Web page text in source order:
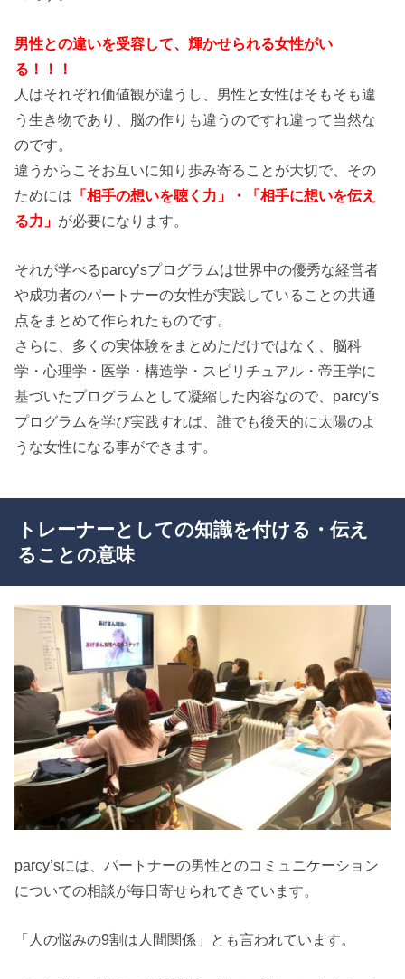
男性との違いを受容して、輝かせられる女性がい
る！！！
人はそれぞれ価値観が違うし、男性と女性はそもそも違
う生き物であり、脳の作りも違うのですれ違って当然な
のです。
違うからこそお互いに知り歩み寄ることが大切で、その
ためには 「相手の想いを聴く力」・「相手に想いを伝え
る力」 が必要になります。
それが学べるparcy’sプログラムは世界中の優秀な経営者
や成功者のパートナーの女性が実践していることの共通
点をまとめて作られたものです。
さらに、多くの実体験をまとめただけではなく、脳科
学・心理学・医学・構造学・スピリチュアル・帝王学に
基づいたプログラムとして凝縮した内容なので、parcy’s
プログラムを学び実践すれば、誰でも後天的に太陽のよ
うな女性になる事ができます。
トレーナーとしての知識を付ける・伝え
ることの意味
parcy’sには、パートナーの男性とのコミュニケーション
についての相談が毎日寄せられてきています。
「人の悩みの9割は人間関係」とも言われています。